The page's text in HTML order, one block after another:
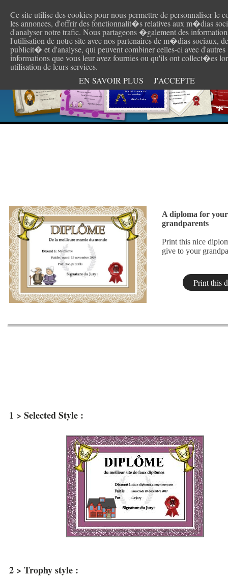
Create
A diploma for your
grandparents
Print this nice
give to your
1 > Selected Style :
2 > Trophy style :
Ce site utilise des cookies pour nous permettre de personnaliser le
les annonces, d'offrir des fonctionnalit�s relatives aux m�dias
d'analyser notre trafic. Nous partageons �galement des
l'utilisation de notre site avec nos partenaires de m�dias sociaux, de
publicit� et d'analyse, qui peuvent combiner celles-ci avec d'autres
informations que vous leur avez fournies ou qu'ils ont collect�es
utilisation de leurs services.
EN SAVOIR PLUS
J'ACCEPTE